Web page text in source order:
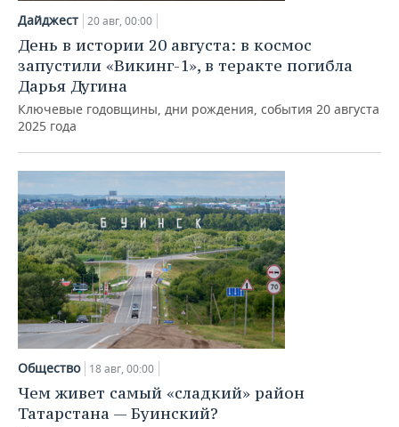
Дайджест 20 авг, 00:00
День в истории 20 августа: в космос
запустили «Викинг-1», в теракте погибла
Дарья Дугина
Ключевые годовщины, дни рождения, события 20 августа
2025 года
Общество 18 авг, 00:00
Чем живет самый «сладкий» район
Татарстана — Буинский?